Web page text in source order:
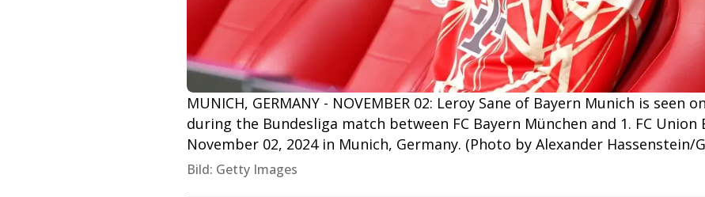
MUNICH, GERMANY - NOVEMBER 02: Leroy Sane of Bayern Munich is
during the Bundesliga match between FC Bayern München and 1. FC
November 02, 2024 in Munich, Germany. (Photo by Alexander Hassenstein/
Bild: Getty Images